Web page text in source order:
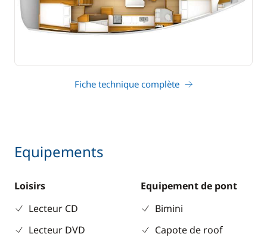
Fiche technique complète
Equipements
Loisirs
Lecteur CD
Lecteur DVD
Equipement de pont
Bimini
Capote de roof